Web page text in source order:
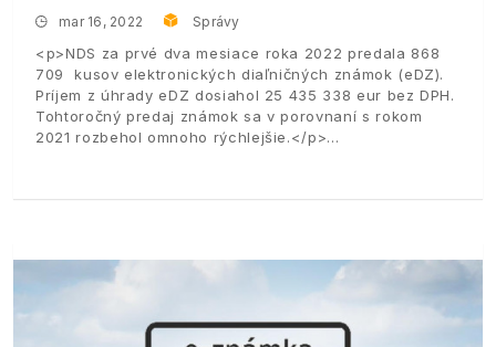
mar 16, 2022 Správy
<p>NDS za prvé dva mesiace roka 2022 predala 868
709 kusov elektronických diaľničných známok (eDZ).
Príjem z úhrady eDZ dosiahol 25 435 338 eur bez DPH.
Tohtoročný predaj známok sa v porovnaní s rokom
2021 rozbehol omnoho rýchlejšie.</p>